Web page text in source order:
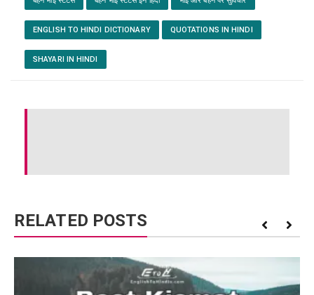
ENGLISH TO HINDI DICTIONARY QUOTATIONS IN HINDI
SHAYARI IN HINDI
RELATED POSTS